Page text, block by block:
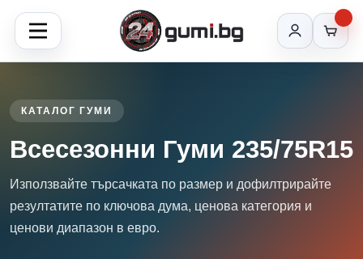
КАТАЛОГ ГУМИ
Всесезонни Гуми 235/75R15
Използвайте търсачката по размер и дофилтрирайте
резултатите по ключова дума, ценова категория и
ценови диапазон в евро.